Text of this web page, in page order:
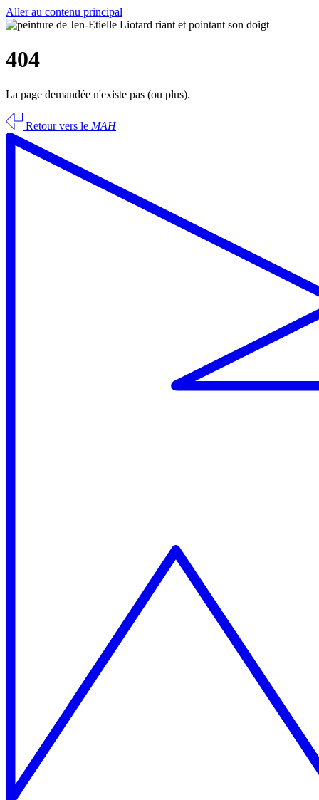
Aller au contenu principal
404
La page demandée n'existe pas (ou plus).
Retour vers le MAH